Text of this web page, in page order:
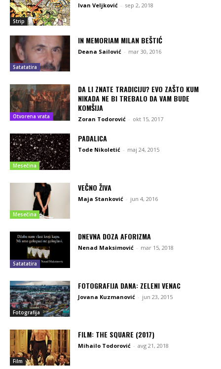
Strip
Ivan Veljković - sep 2, 2018
Satatatira
IN MEMORIAM MILAN BEŠTIĆ
Deana Sailović - mar 30, 2016
Otvorena vrata
DA LI ZNATE TRADICIJU? EVO ZAŠTO KUM
NIKADA NE BI TREBALO DA VAM BUDE
KOMŠIJA
Zoran Todorović - okt 15, 2017
Mesečina
PADALICA
Tode Nikoletić - maj 24, 2015
Mesečina
VEČNO ŽIVA
Maja Stanković - jun 4, 2016
Satatatira
DNEVNA DOZA AFORIZMA
Nenad Maksimović - mar 15, 2018
Fotografija
FOTOGRAFIJA DANA: ZELENI VENAC
Jovana Kuzmanović - jun 23, 2015
Film
FILM: THE SQUARE (2017)
Mihailo Todorović - avg 21, 2018